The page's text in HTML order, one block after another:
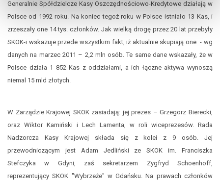
Generalnie Spółdzielcze Kasy Oszczędnościowo-Kredytowe działają w
Polsce od 1992 roku. Na koniec tegoż roku w Polsce istniało 13 Kas, i
zrzeszały one 14 tys. członków. Jak wielką drogę przez 20 lat przebyły
SKOK-i wskazuje przede wszystkim fakt, iż aktualnie skupiają one - wg
danych na marzec 2011 – 2,2 mln osób. Te same dane wskazały, że w
Polsce działa 1 852 Kas z oddziałami, a ich łączne aktywa wynoszą
niemal 15 mld złotych.
W Zarządzie Krajowej SKOK zasiadają: jej prezes – Grzegorz Bierecki,
oraz Wiktor Kamiński i Lech Lamenta, w roli wiceprezesów. Rada
Nadzorcza Kasy Krajowej składa się z kolei z 9 osób. Jej
przewodniczącym jest Adam Jedliński ze SKOK im. Franciszka
Stefczyka w Gdyni, zaś sekretarzem Zygfryd Schoenhoff,
reprezentujący SKOK "Wybrzeże" w Gdańsku. Na prawach członków